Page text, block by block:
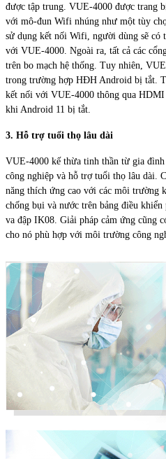
được tập trung. VUE-4000 được trang
với mô-đun Wifi nhúng như một tùy
sử dụng kết nối Wifi, người dùng sẽ có
với VUE-4000. Ngoài ra, tất cả các
trên bo mạch hệ thống. Tuy nhiên,
trong trường hợp HĐH Android bị tắt.
kết nối với VUE-4000 thông qua HDMI
khi Android 11 bị tắt.
3. Hỗ trợ tuổi thọ lâu dài
VUE-4000 kế thừa tinh thần từ gia
công nghiệp và hỗ trợ tuổi thọ lâu dài.
năng thích ứng cao với các môi trường
chống bụi và nước trên bảng điều
va đập IK08. Giải pháp cảm ứng cũng
cho nó phù hợp với môi trường công